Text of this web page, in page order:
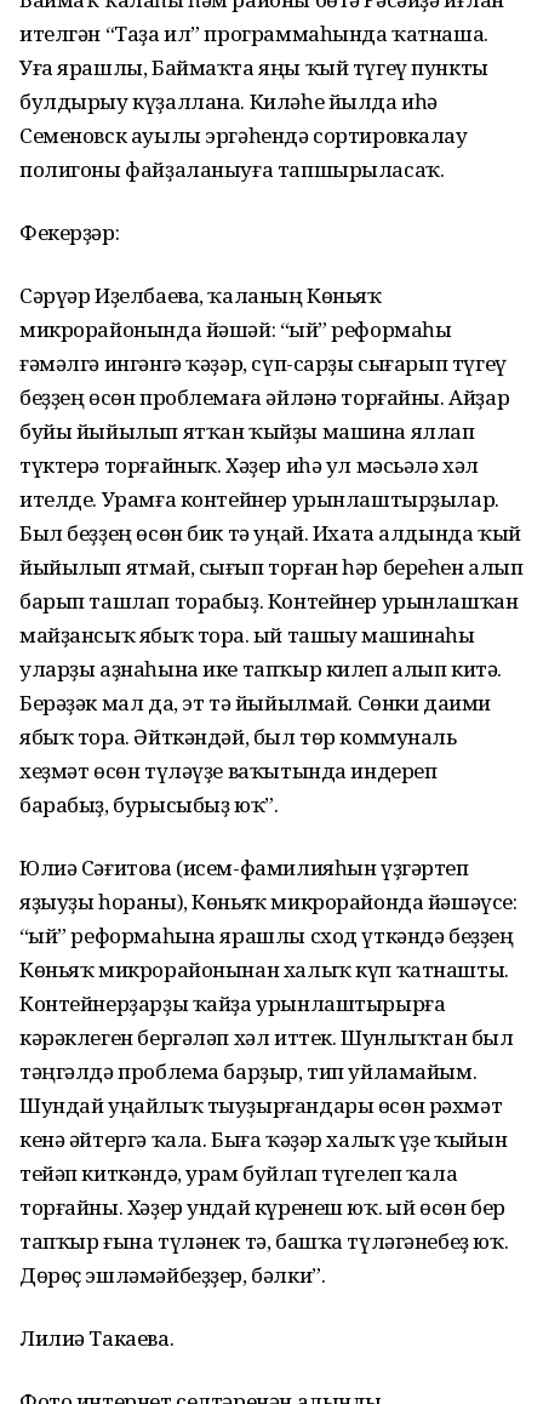
ителгән “Таҙа ил” программаһында ҡатнаша.
Уға ярашлы, Баймаҡта яңы ҡый түгеү пункты
булдырыу күҙаллана. Киләһе йылда иһә
Семеновск ауылы эргәһендә сортировкалау
полигоны файҙаланыуға тапшырыласаҡ.
Фекерҙәр:
Сәрүәр Иҙелбаева, ҡаланың Көньяҡ
микрорайонында йәшәй: “Ҡый” реформаһы
ғәмәлгә ингәнгә ҡәҙәр, сүп-сарҙы сығарып түгеү
беҙҙең өсөн проблемаға әйләнә торғайны. Айҙар
буйы йыйылып ятҡан ҡыйҙы машина яллап
түктерә торғайныҡ. Хәҙер иһә ул мәсьәлә хәл
ителде. Урамға контейнер урынлаштырҙылар.
Был беҙҙең өсөн бик тә уңай. Ихата алдында ҡый
йыйылып ятмай, сығып торған һәр береһен алып
барып ташлап торабыҙ. Контейнер урынлашҡан
майҙансыҡ ябыҡ тора. Ҡый ташыу машинаһы
уларҙы аҙнаһына ике тапҡыр килеп алып китә.
Берәҙәк мал да, эт тә йыйылмай. Сөнки даими
ябыҡ тора. Әйткәндәй, был төр коммуналь
хеҙмәт өсөн түләүҙе ваҡытында индереп
барабыҙ, бурысыбыҙ юҡ”.
Юлиә Сәғитова (исем-фамилияһын үҙгәртеп
яҙыуҙы һораны), Көньяҡ микрорайонда йәшәүсе:
“Ҡый” реформаһына ярашлы сход үткәндә беҙҙең
Көньяҡ микрорайонынан халыҡ күп ҡатнашты.
Контейнерҙарҙы ҡайҙа урынлаштырырға
кәрәклеген бергәләп хәл иттек. Шунлыҡтан был
тәңгәлдә проблема барҙыр, тип уйламайым.
Шундай уңайлыҡ тыуҙырғандары өсөн рәхмәт
кенә әйтергә ҡала. Быға ҡәҙәр халыҡ үҙе ҡыйын
тейәп киткәндә, урам буйлап түгелеп ҡала
торғайны. Хәҙер ундай күренеш юҡ. Ҡый өсөн бер
тапҡыр ғына түләнек тә, башҡа түләгәнебеҙ юҡ.
Дөрөҫ эшләмәйбеҙҙер, бәлки”.
Лилиә Такаева.